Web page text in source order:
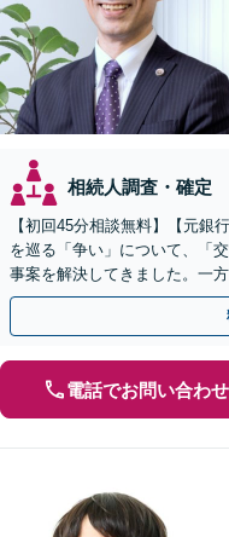
相続人調査・確定
【初回45分相談無料】【元銀
を巡る「争い」について、「
事案を解決してきました。一
め、遺産の換価・名義変更等
電話でお問い合わせ